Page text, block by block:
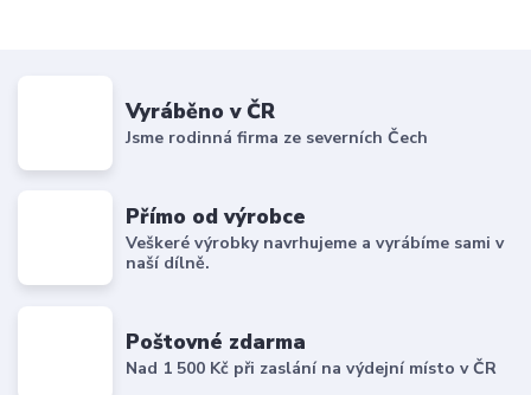
Vyráběno v ČR
Jsme rodinná firma ze severních Čech
Přímo od výrobce
Veškeré výrobky navrhujeme a vyrábíme sami v
naší dílně.
Poštovné zdarma
Nad 1 500 Kč při zaslání na výdejní místo v ČR